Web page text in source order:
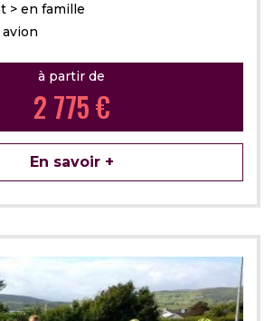
> en famille
à partir de
2 775 €
En savoir +